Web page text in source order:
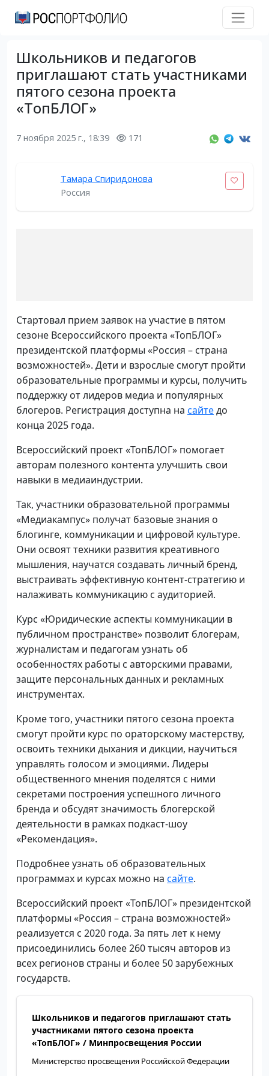
Школьников и педагогов
приглашают стать участниками
пятого сезона проекта
«ТопБЛОГ»
7 ноября 2025 г., 18:39 171
Тамара Спиридонова
Россия
Стартовал прием заявок на участие в пятом
сезоне Всероссийского проекта «ТопБЛОГ»
президентской платформы «Россия – страна
возможностей». Дети и взрослые смогут пройти
образовательные программы и курсы, получить
поддержку от лидеров медиа и популярных
блогеров. Регистрация доступна на сайтедо
конца 2025 года.
Всероссийский проект «ТопБЛОГ» помогает
авторам полезного контента улучшить свои
навыки в медиаиндустрии.
Так, участники образовательной программы
«Медиакампус» получат базовые знания о
блогинге, коммуникации и цифровой культуре.
Они освоят техники развития креативного
мышления, научатся создавать личный бренд,
выстраивать эффективную контент-стратегию и
налаживать коммуникацию с аудиторией.
Курс «Юридические аспекты коммуникации в
публичном пространстве» позволит блогерам,
журналистам и педагогам узнать об
особенностях работы с авторскими правами,
защите персональных данных и рекламных
инструментах.
Кроме того, участники пятого сезона проекта
смогут пройти курс по ораторскому мастерству,
освоить техники дыхания и дикции, научиться
управлять голосом и эмоциями. Лидеры
общественного мнения поделятся с ними
секретами построения успешного личного
бренда и обсудят значимость блогерской
деятельности в рамках подкаст-шоу
«Рекомендация».
Подробнее узнать об образовательных
программах и курсах можно на сайте.
Всероссийский проект «ТопБЛОГ» президентской
платформы «Россия – страна возможностей»
реализуется с 2020 года. За пять лет к нему
присоединились более 260 тысяч авторов из
всех регионов страны и более 50 зарубежных
государств.
Школьников и педагогов приглашают стать
участниками пятого сезона проекта
«ТопБЛОГ» / Минпросвещения России
Министерство просвещения Российской Федерации